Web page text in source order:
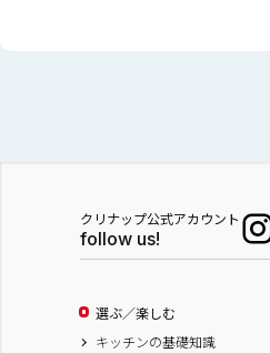
クリナップ公式アカウント
follow us!
選ぶ／楽しむ
キッチンの基礎知識